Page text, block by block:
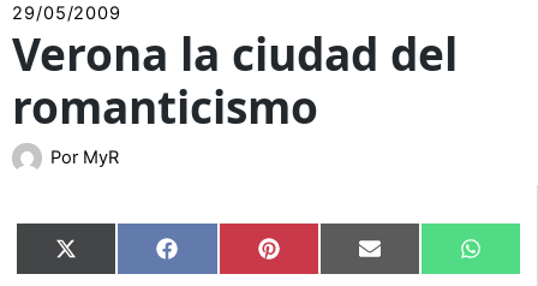
29/05/2009
Verona la ciudad del
romanticismo
Por MyR
Compartir
en
X
(Twitter)
Compartir
en
Facebook Compartir
en
Pinterest Compartir
en
Email
en